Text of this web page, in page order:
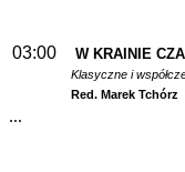
03:00 W KRAINIE
Klasyczne i
Red. Marek Tchórz
...